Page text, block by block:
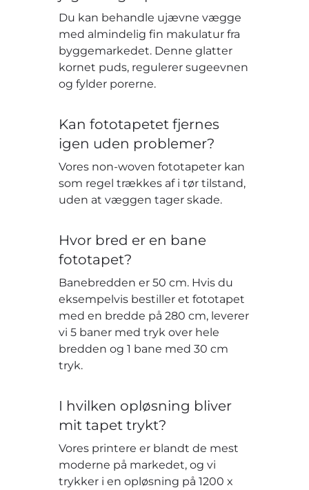
Du kan behandle ujævne vægge
med almindelig fin makulatur fra
byggemarkedet. Denne glatter
kornet puds, regulerer sugeevnen
og fylder porerne.
Kan fototapetet fjernes
igen uden problemer?
Vores non-woven fototapeter kan
som regel trækkes af i tør tilstand,
uden at væggen tager skade.
Hvor bred er en bane
fototapet?
Banebredden er 50 cm. Hvis du
eksempelvis bestiller et fototapet
med en bredde på 280 cm, leverer
vi 5 baner med tryk over hele
bredden og 1 bane med 30 cm
tryk.
I hvilken opløsning bliver
mit tapet trykt?
Vores printere er blandt de mest
moderne på markedet, og vi
trykker i en opløsning på 1200 x